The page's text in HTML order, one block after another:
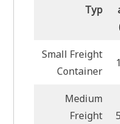
Typ
Small Freight
Container
Medium
Freight